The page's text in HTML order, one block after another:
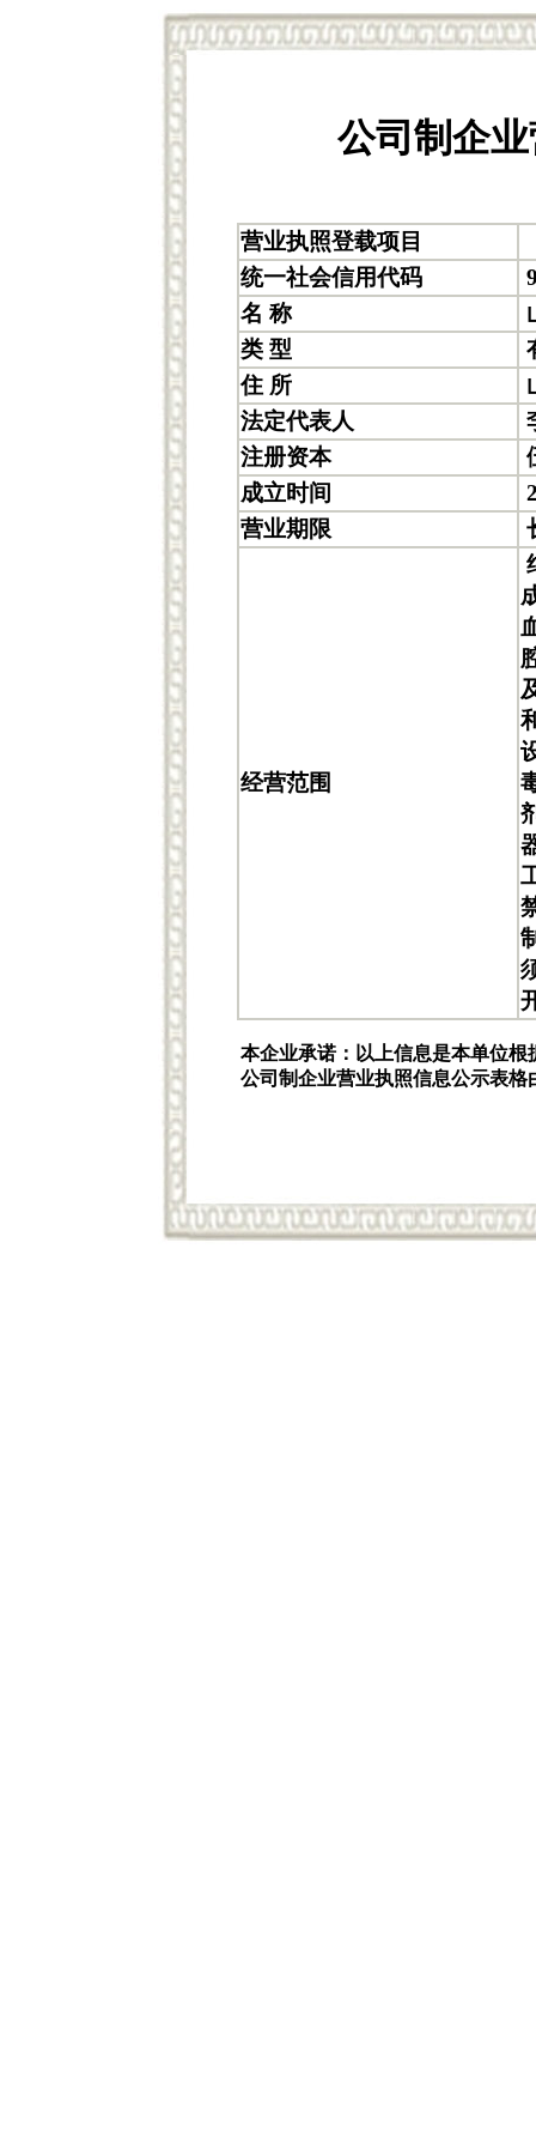
公司制企
营业执照登载项目
统一社会信用代码
名 称
类 型
住 所
法定代表人
注册资本
成立时间
营业期限
经营范围
本企业承诺：以上信息是本单位根
公司制企业营业执照信息公示表